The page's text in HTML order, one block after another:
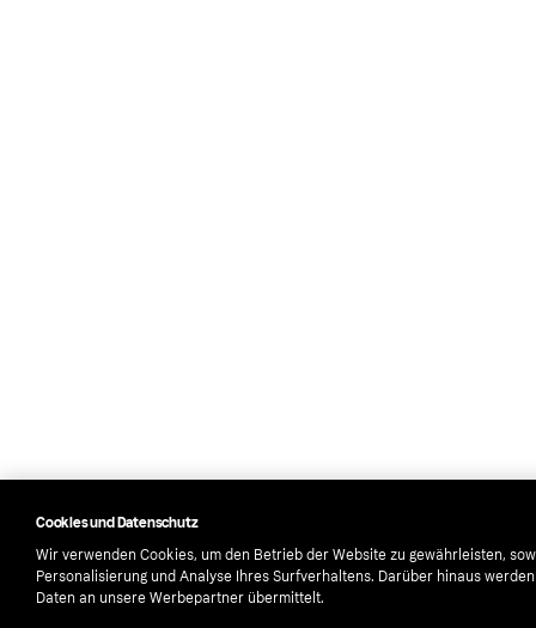
Cookies und Datenschutz
Wir verwenden Cookies, um den Betrieb der Website zu gewährleisten,
Personalisierung und Analyse Ihres Surfverhaltens. Darüber hinaus
Daten an unsere Werbepartner übermittelt.